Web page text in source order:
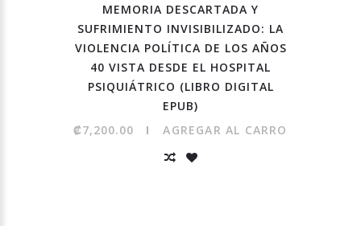
MEMORIA DESCARTADA Y
SUFRIMIENTO INVISIBILIZADO: LA
VIOLENCIA POLÍTICA DE LOS AÑOS
40 VISTA DESDE EL HOSPITAL
PSIQUIÁTRICO (LIBRO DIGITAL
EPUB)
₡7,200.00
AGREGAR AL CARRO